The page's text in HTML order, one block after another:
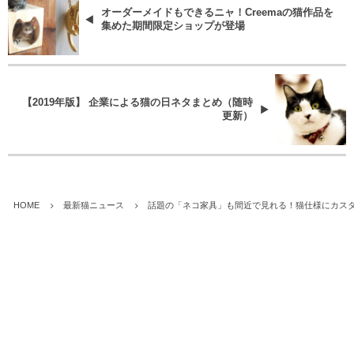
オーダーメイドもできるニャ！Creemaの猫作品を
集めた期間限定ショップが登場
【2019年版】 企業による猫の日ネタまとめ（随時
更新）
HOME 最新猫ニュース 話題の「ネコ家具」も間近で見れる！猫仕様にカス